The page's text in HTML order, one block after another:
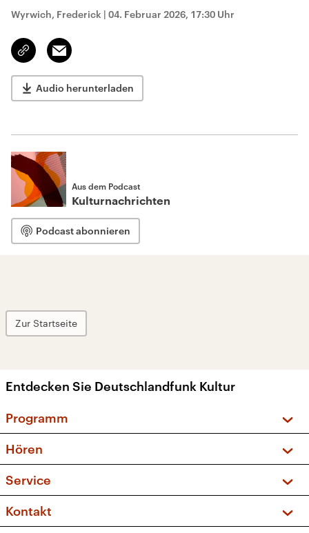
Wyrwich, Frederick | 04. Februar 2026, 17:30 Uhr
Link
kopieren/teilen
Email
Audio herunterladen
Aus dem Podcast
Kulturnachrichten
Podcast abonnieren
Zur Startseite
Entdecken Sie Deutschlandfunk Kultur
Programm
Sendungen und Podcasts
Musikliste
Kakadu – Das Kinderprogramm
Hören
Frequenzen (UKW + DAB+)
Service
FAQ
Apps
Kontakt